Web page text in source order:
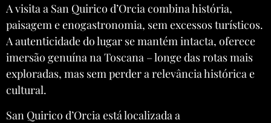
A visita a San Quirico d’Orcia combina história,
paisagem e enogastronomia, sem excessos turísticos.
A autenticidade do lugar se mantém intacta, oferece
imersão genuína na Toscana – longe das rotas mais
exploradas, mas sem perder a relevância histórica e
cultural.
San Quirico d’Orcia está localizada a